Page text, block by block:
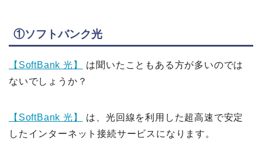
①ソフトバンク光
【SoftBank 光】
は聞いたこともある方が多いのでは
ないでしょうか？
【SoftBank 光】
は、光回線を利用した超高速で安定
したインターネット接続サービスになります。